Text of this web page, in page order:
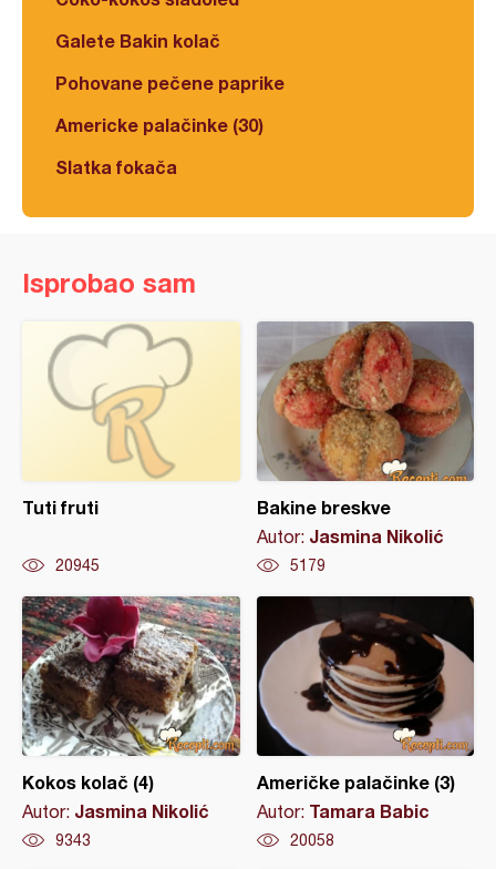
Galete Bakin kolač
Pohovane pečene paprike
Americke palačinke (30)
Slatka fokača
Isprobao sam
Tuti fruti
20945
Bakine breskve
Autor: Jasmina Nikolić
5179
Kokos kolač (4)
Autor: Jasmina Nikolić
9343
Američke palačinke (3)
Autor: Tamara Babic
20058